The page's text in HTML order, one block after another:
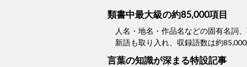
類書中最大級の約85,000項目
人名・地名・作品名などの固有名詞
新語も取り入れ、収録語数は約85,000
言葉の知識が深まる特設記事